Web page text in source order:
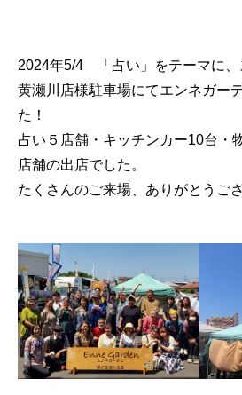
｜
キ
ッ
チ
ン
カ
ー・
動
カ
ー
向
け
の
開
2024年5/4 「占い」をテーマに、
黄瀬川店様駐車場にてエンネガー
た！
占い５店舗・キッチンカー10台・
店舗の出店でした。
たくさんのご来場、ありがとうご